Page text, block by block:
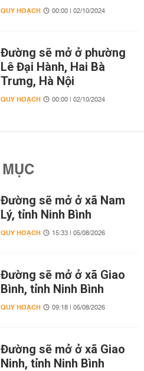
QUY HOẠCH 00:00 | 02/10/2024
Đường sẽ mở ở phường
Lê Đại Hành, Hai Bà
Trưng, Hà Nội
QUY HOẠCH 00:00 | 02/10/2024
Đường sẽ mở ở xã Nam
Lý, tỉnh Ninh Bình
QUY HOẠCH 15:33 | 05/08/2026
Đường sẽ mở ở xã Giao
Bình, tỉnh Ninh Bình
QUY HOẠCH 09:18 | 05/08/2026
Đường sẽ mở ở xã Giao
Ninh, tỉnh Ninh Bình